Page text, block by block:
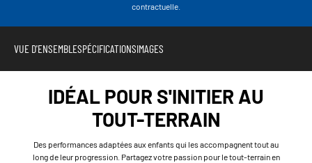
contractuelle.
VUE D'ENSEMBLESPÉCIFICATIONSIMAGES
IDÉAL POUR S'INITIER AU
TOUT-TERRAIN
Des performances adaptées aux enfants qui les accompagnent tout au
long de leur progression. Partagez votre passion pour le tout-terrain en